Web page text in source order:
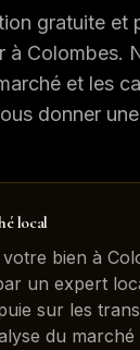
gratuite et
à Colombes.
et les
donner
local
bien à
un expert
sur les
du marché